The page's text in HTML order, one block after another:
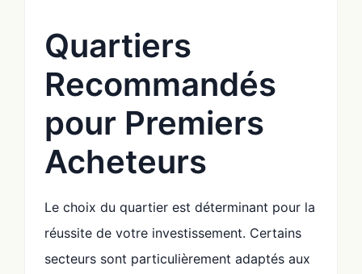
Quartiers
Recommandés
pour Premiers
Acheteurs
Le choix du quartier est déterminant pour la
réussite de votre investissement. Certains
secteurs sont particulièrement adaptés aux